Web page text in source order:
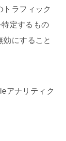
ラフィック
定するもの
にすること
アナリティク